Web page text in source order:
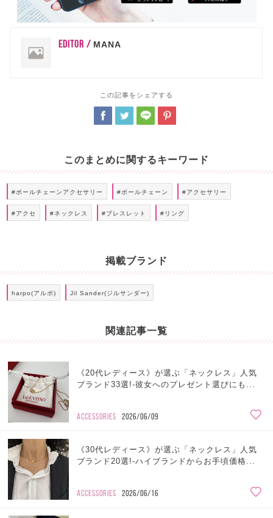
EDITOR / MANA
この記事をシェアする
このまとめに関するキーワード
#ボールチェーンアクセサリー #ボールチェーン #アクセサリー
#アクセ #ネックレス #ブレスレット #リング
掲載ブランド
harpo(アルポ) Jil Sander(ジルサンダー)
関連記事一覧
《20代レディース》が選ぶ「ネックレス」人気
ブランド33選!-彼女へのプレゼント選びにも...
ACCESSORIES 2026/06/09
《30代レディース》が選ぶ「ネックレス」人気
ブランド20選!-ハイブランドからお手頃価格...
ACCESSORIES 2026/06/16